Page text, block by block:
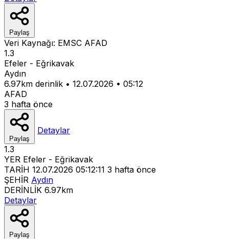
Paylaş
Veri Kaynağı: EMSC AFAD
1.3
Efeler - Eğrikavak
Aydın
6.97km derinlik • 12.07.2026 • 05:12
AFAD
3 hafta önce
Paylaş
Detaylar
1.3
YER Efeler - Eğrikavak
TARİH 12.07.2026 05:12:11 3 hafta önce
ŞEHİR Aydın
DERİNLİK 6.97km
Detaylar
Paylaş